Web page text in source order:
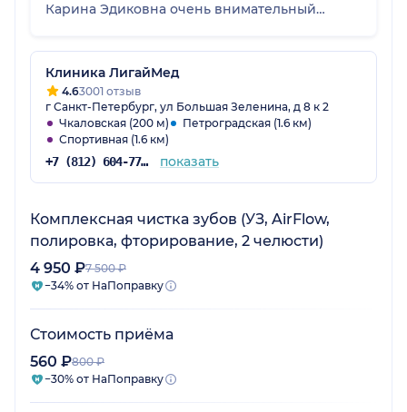
Карина Эдиковна очень внимательный
качественно, также объясняет если есть
какие- то вопросы по лечению или зубам.
После последнего визита сказали подойти
через пол года на осмотр, посмотреть всё ли
в порядке. Врач очень улыбчивый, также
говорит, что на приёмы я постоянно прихожу
с улыбкой и ухожу тоже специалиста).
Клиника ЛигайМед
4.63001 отзыв
г Санкт-Петербург, ул Большая Зеленина, д 8 к 2
Чкаловская (200 м)
Петроградская (1.6 км)
Спортивная (1.6 км)
+7 (812) 604-77-48 показать
Комплексная чистка зубов (УЗ, AirFlow,
полировка, фторирование, 2 челюсти)
4 950 ₽7 500 ₽
−34% от НаПоправку
Стоимость приёма
560 ₽800 ₽
−30% от НаПоправку